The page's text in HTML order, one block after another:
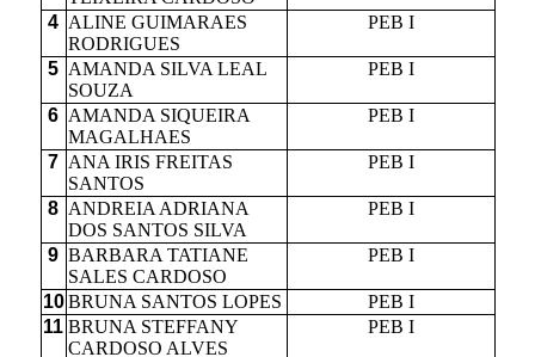
4 ALINE GUIMARAES
RODRIGUES
PEB I
5 AMANDA SILVA LEAL
SOUZA
PEB I
6 AMANDA SIQUEIRA
MAGALHAES
PEB I
7 ANA IRIS FREITAS
SANTOS
PEB I
8 ANDREIA ADRIANA
DOS SANTOS SILVA
PEB I
9 BARBARA TATIANE
SALES CARDOSO
PEB I
10 BRUNA SANTOS LOPES
PEB I
11 BRUNA STEFFANY
CARDOSO ALVES
PEB I